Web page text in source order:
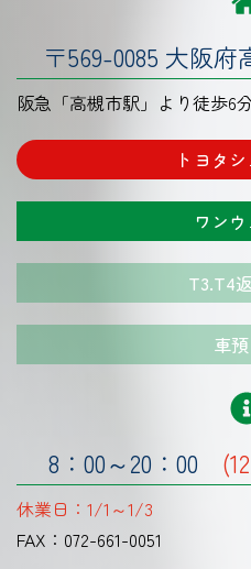
〒569-0085 大阪
阪急「高槻市駅」 より徒歩6
トヨタ
ワン
T3.T4
車
8：00～20：00
休業日： 1/1～1/3
FAX： 072-661-0051